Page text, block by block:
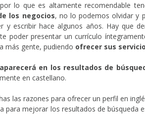
por lo que es altamente recomendable
los negocios, no lo podemos olvidar y
y escribir hace algunos años. Hay que
poder presentar un currículo
más gente, pudiendo ofrecer sus
aparecerá en los resultados de
en castellano.
las razones para ofrecer un perfil en
para mejorar los resultados de búsqueda